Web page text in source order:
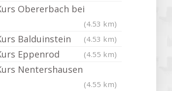
Obererbach bei
(4.53 km)
Balduinstein (4.53 km)
Eppenrod (4.55 km)
Nentershausen
(4.55 km)